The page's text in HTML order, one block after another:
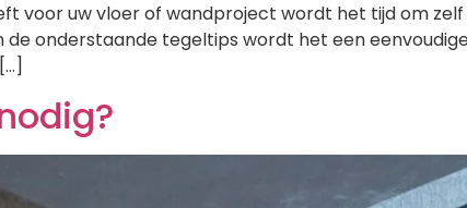
voor uw vloer of wandproject wordt het tijd om
de onderstaande tegeltips wordt het een